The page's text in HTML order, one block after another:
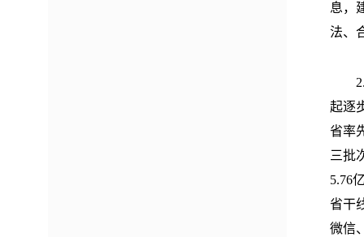
息，
法、
2.扎
起逐
省率
三批
5.76
省干
微信